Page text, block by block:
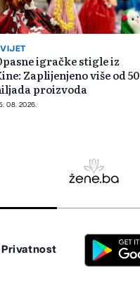
igračke stigle iz
Zaplijenjeno više od 50
proizvoda
08. 2026.
Privatnost